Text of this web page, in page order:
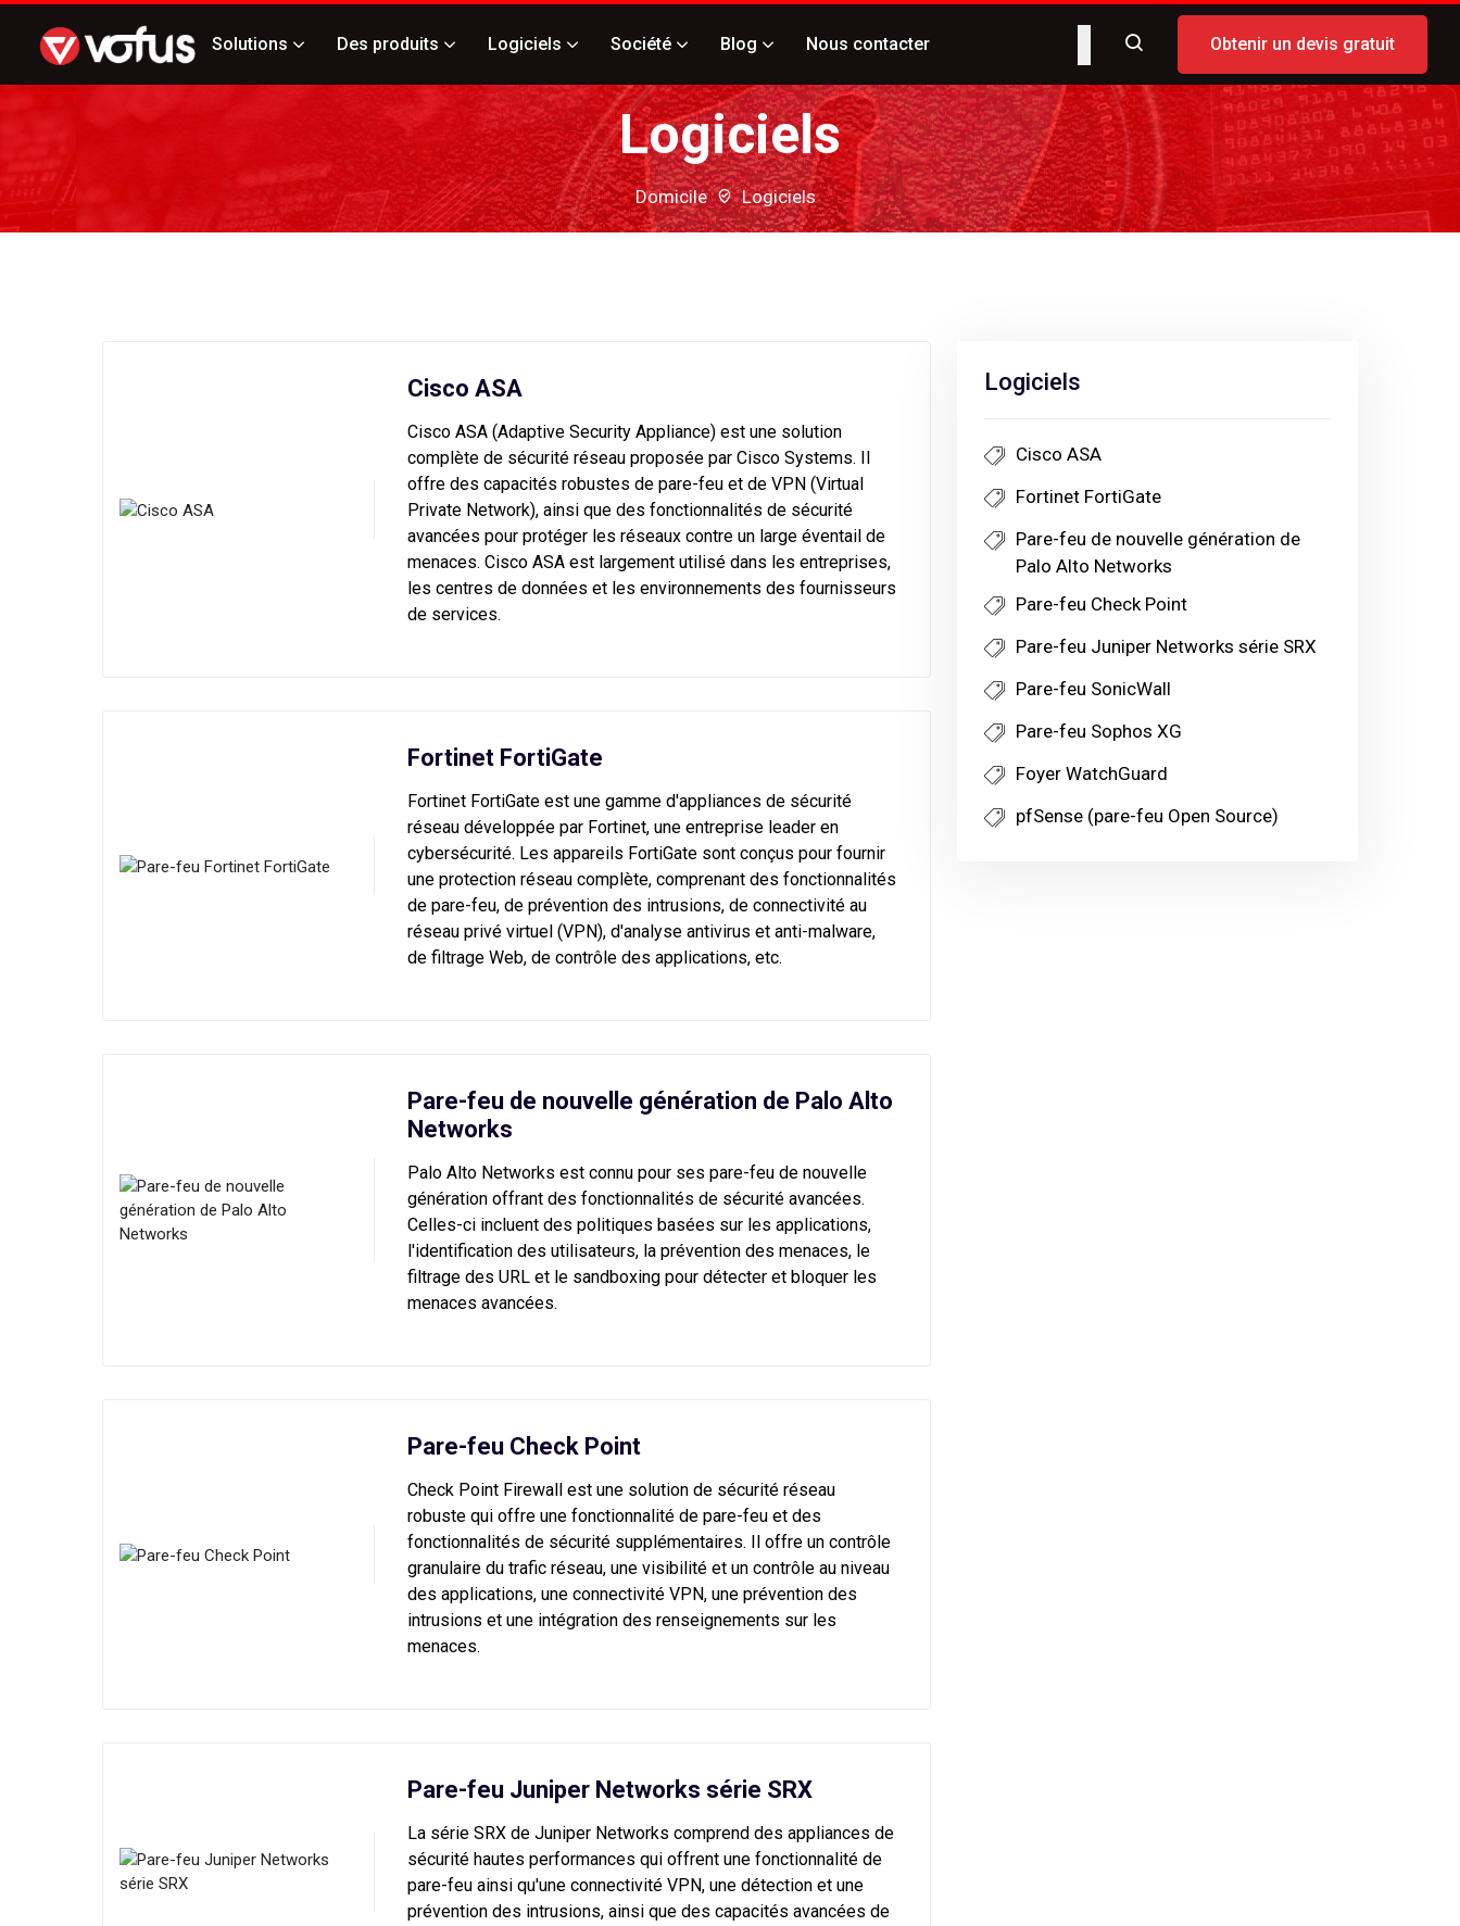
Solutions Des produits Logiciels Société Blog Nous contacter Obtenir un devis gratuit
Logiciels
Domicile Logiciels
Cisco ASA
Cisco ASA (Adaptive Security Appliance) est une solution
complète de sécurité réseau proposée par Cisco Systems. Il
offre des capacités robustes de pare-feu et de VPN (Virtual
Private Network), ainsi que des fonctionnalités de sécurité
avancées pour protéger les réseaux contre un large éventail de
menaces. Cisco ASA est largement utilisé dans les entreprises,
les centres de données et les environnements des fournisseurs
de services.
Fortinet FortiGate
Fortinet FortiGate est une gamme d'appliances de sécurité
réseau développée par Fortinet, une entreprise leader en
cybersécurité. Les appareils FortiGate sont conçus pour fournir
une protection réseau complète, comprenant des fonctionnalités
de pare-feu, de prévention des intrusions, de connectivité au
réseau privé virtuel (VPN), d'analyse antivirus et anti-malware,
de filtrage Web, de contrôle des applications, etc.
Pare-feu de nouvelle génération de Palo Alto
Networks
Palo Alto Networks est connu pour ses pare-feu de nouvelle
génération offrant des fonctionnalités de sécurité avancées.
Celles-ci incluent des politiques basées sur les applications,
l'identification des utilisateurs, la prévention des menaces, le
filtrage des URL et le sandboxing pour détecter et bloquer les
menaces avancées.
Pare-feu Check Point
Check Point Firewall est une solution de sécurité réseau
robuste qui offre une fonctionnalité de pare-feu et des
fonctionnalités de sécurité supplémentaires. Il offre un contrôle
granulaire du trafic réseau, une visibilité et un contrôle au niveau
des applications, une connectivité VPN, une prévention des
intrusions et une intégration des renseignements sur les
menaces.
Pare-feu Juniper Networks série SRX
La série SRX de Juniper Networks comprend des appliances de
sécurité hautes performances qui offrent une fonctionnalité de
pare-feu ainsi qu'une connectivité VPN, une détection et une
prévention des intrusions, ainsi que des capacités avancées de
Logiciels
Cisco ASA
Fortinet FortiGate
Pare-feu de nouvelle génération de
Palo Alto Networks
Pare-feu Check Point
Pare-feu Juniper Networks série SRX
Pare-feu SonicWall
Pare-feu Sophos XG
Foyer WatchGuard
pfSense (pare-feu Open Source)